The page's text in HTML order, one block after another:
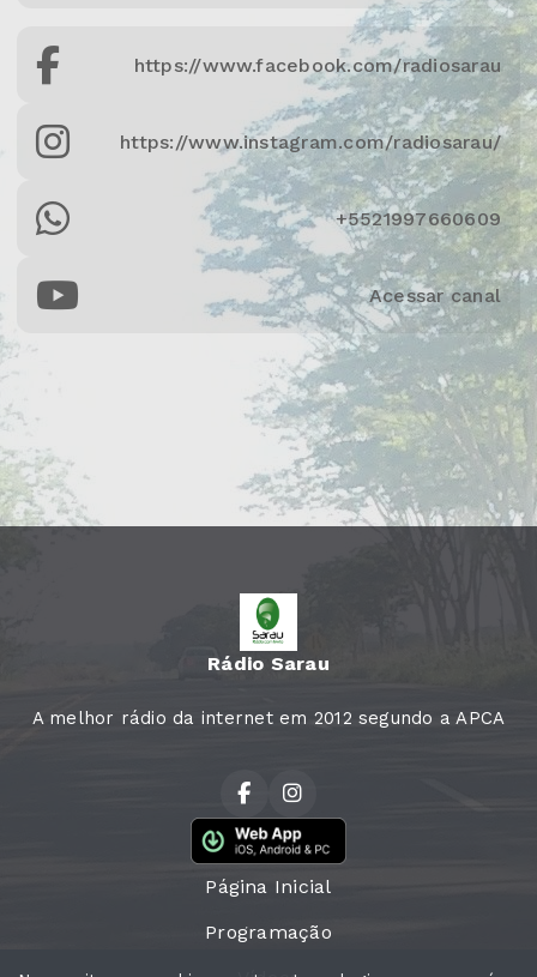
https://www.facebook.com/radiosarau
https://www.instagram.com/radiosarau/
+5521997660609
Acessar canal
Rádio Sarau
A melhor rádio da internet em 2012 segundo a APCA
Página Inicial
Programação